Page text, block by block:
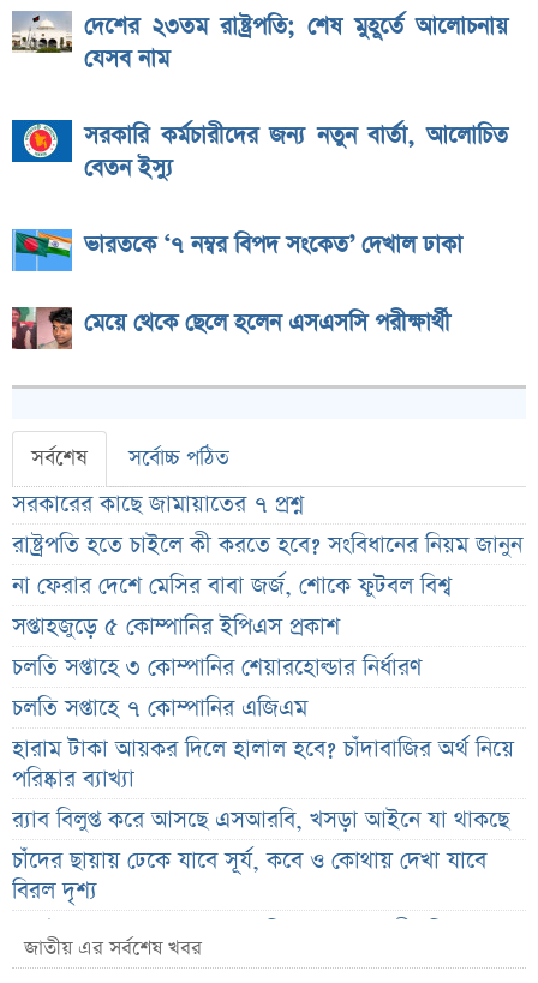
দেশের ২৩তম রাষ্ট্রপতি; শেষ মুহূর্তে আলোচনায়
যেসব নাম
সরকারি কর্মচারীদের জন্য নতুন বার্তা, আলোচিত
বেতন ইস্যু
ভারতকে ‘৭ নম্বর বিপদ সংকেত’ দেখাল ঢাকা
মেয়ে থেকে ছেলে হলেন এসএসসি পরীক্ষার্থী
সর্বশেষ সর্বোচ্চ পঠিত
সরকারের কাছে জামায়াতের ৭ প্রশ্ন
রাষ্ট্রপতি হতে চাইলে কী করতে হবে? সংবিধানের নিয়ম জানুন
না ফেরার দেশে মেসির বাবা জর্জ, শোকে ফুটবল বিশ্ব
সপ্তাহজুড়ে ৫ কোম্পানির ইপিএস প্রকাশ
চলতি সপ্তাহে ৩ কোম্পানির শেয়ারহোল্ডার নির্ধারণ
চলতি সপ্তাহে ৭ কোম্পানির এজিএম
হারাম টাকা আয়কর দিলে হালাল হবে? চাঁদাবাজির অর্থ নিয়ে
পরিষ্কার ব্যাখ্যা
র‌্যাব বিলুপ্ত করে আসছে এসআরবি, খসড়া আইনে যা থাকছে
চাঁদের ছায়ায় ঢেকে যাবে সূর্য, কবে ও কোথায় দেখা যাবে
বিরল দৃশ্য
জুলাই জাদুঘরের অব্যবস্থাপনা নিয়ে ক্ষুব্ধ ফারুকী, দিলেন বড়
পরামর্শ
জাতীয় এর সর্বশেষ খবর